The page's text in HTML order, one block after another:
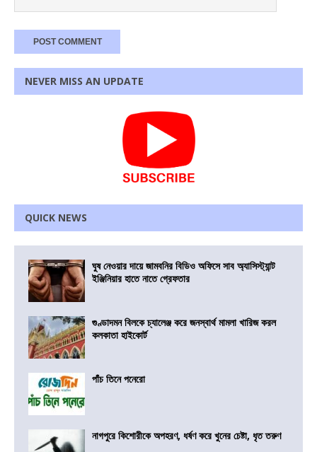
NEVER MISS AN UPDATE
QUICK NEWS
ঘুষ নেওয়ার দায়ে জামবনির বিডিও অফিসে সাব অ্যাসিস্ট্যান্ট
ইঞ্জিনিয়ার হাতে নাতে গ্রেফতার
গুণ্ডাদমন বিলকে চ্যালেঞ্জ করে জনস্বার্থ মামলা খারিজ করল
কলকাতা হাইকোর্ট
পাঁচ তিনে পনেরো
নাগপুরে কিশোরীকে অপহরণ, ধর্ষণ করে খুনের চেষ্টা, ধৃত তরুণ